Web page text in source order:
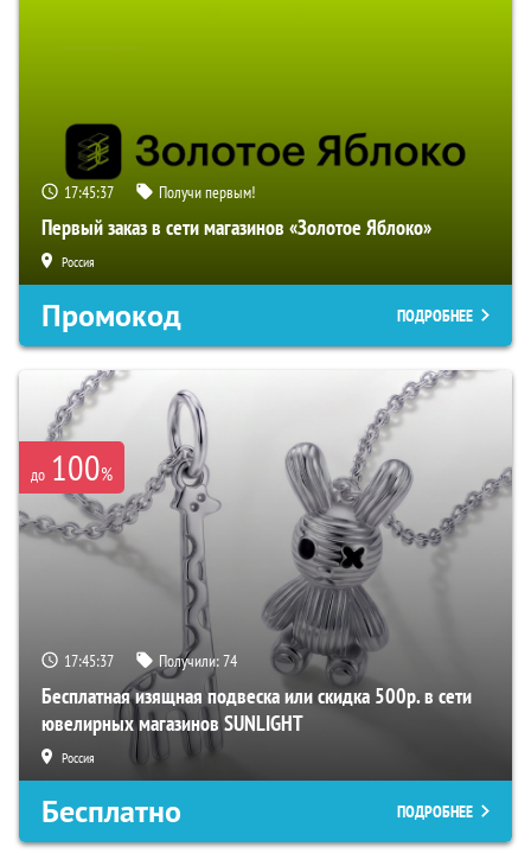
17:45:36 Получи первым!
Первый заказ в сети магазинов «Золотое Яблоко»
Россия
Промокод ПОДРОБНЕЕ
до 100%
17:45:36 Получили:74
Бесплатная изящная подвеска или скидка 500р. в сети
ювелирных магазинов SUNLIGHT
Россия
Бесплатно ПОДРОБНЕЕ